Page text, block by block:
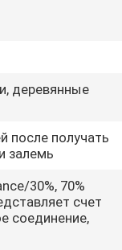
деревянные
после получать
залемь
30%, 70%
счет
соединение,